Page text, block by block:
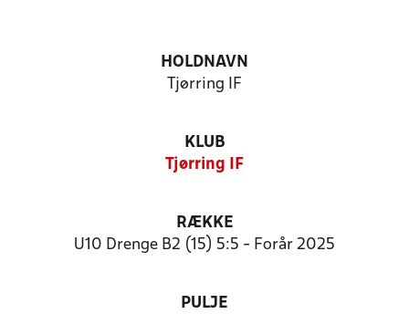
HOLDNAVN
Tjørring IF
KLUB
Tjørring IF
RÆKKE
U10 Drenge B2 (15) 5:5 - Forår 2025
PULJE